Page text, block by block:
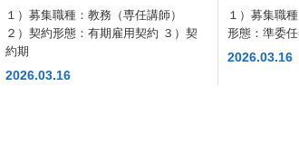
修）（2026年３月30日（月）締
切）
１）募集職種：教務（専任講師）
２）契約形態：有期雇用契約 ３）契
約期
2026.03.16
修）（
切）
１）募集職
形態：準委
2026.03.16